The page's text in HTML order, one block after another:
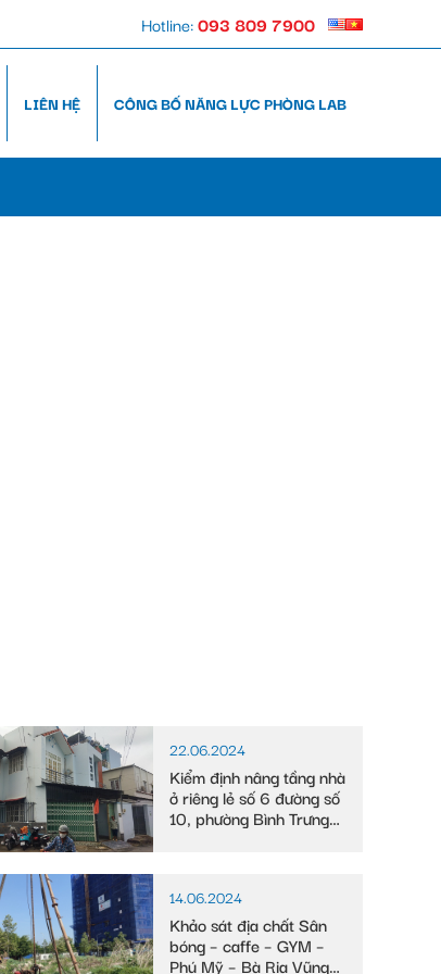
Hotline:093 809 7900
LIÊN HỆ CÔNG BỐ NĂNG LỰC PHÒNG LAB
22.06.2024
Kiểm định nâng tầng nhà
ở riêng lẻ số 6 đường số
10, phường Bình Trưng
14.06.2024
Khảo sát địa chất Sân
bóng – caffe – GYM –
Phú Mỹ – Bà Rịa Vũng